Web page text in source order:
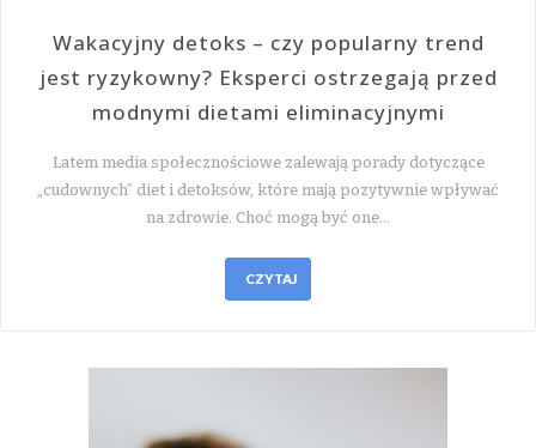
Wakacyjny detoks – czy popularny trend
jest ryzykowny? Eksperci ostrzegają przed
modnymi dietami eliminacyjnymi
Latem media społecznościowe zalewają porady dotyczące
„cudownych” diet i detoksów, które mają pozytywnie wpływać
na zdrowie. Choć mogą być one…
CZYTAJ